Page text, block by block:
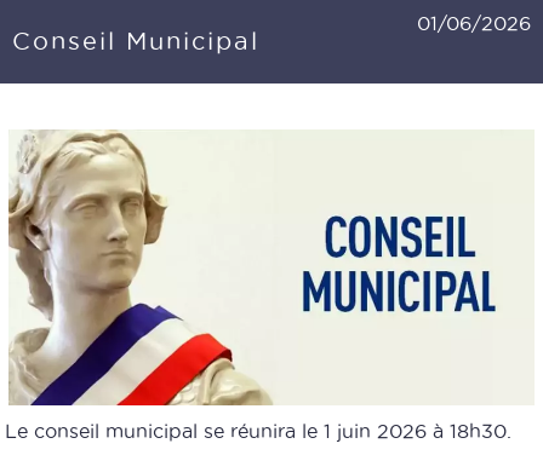
Conseil Municipal
01/06/2026
Le conseil municipal se réunira le 1 juin 2026 à 18h30.